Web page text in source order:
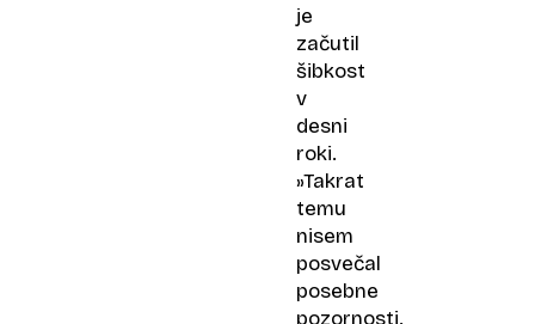
je
začutil
šibkost
v
desni
roki.
»Takrat
temu
nisem
posvečal
posebne
pozornosti.